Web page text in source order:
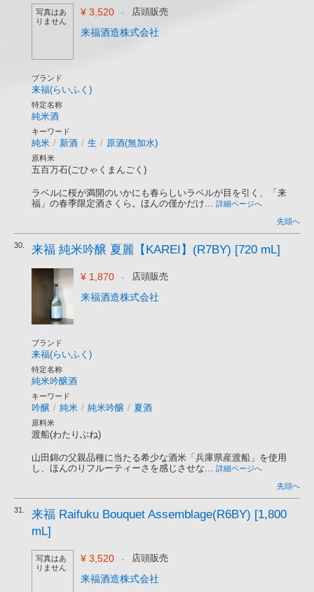
写真はあ
りません
¥ 3,520 - 店頭販売
来福酒造株式会社
ブランド
来福(らいふく)
特定名称
純米酒
キーワード
純米 / 新酒 / 生 / 原酒(無加水)
原料米
五百万石(ごひゃくまんごく)
ラベルに桜が満開のいかにも春らしいラベルが目を引く、「来
福」の春季限定酒さくら。ほんの僅かだけ... 詳細ページへ
先頭へ
30. 来福 純米吟醸 夏麗【KAREI】(R7BY) [720 mL]
¥ 1,870 - 店頭販売
来福酒造株式会社
ブランド
来福(らいふく)
特定名称
純米吟醸酒
キーワード
吟醸 / 純米 / 純米吟醸 / 夏酒
原料米
渡船(わたりぶね)
山田錦の父親品種に当たる希少な酒米「兵庫県産渡船」を使用
し、ほんのりフルーティーさを感じさせな... 詳細ページへ
先頭へ
31.
来福 Raifuku Bouquet Assemblage(R6BY) [1,800
mL]
写真はあ
りません
¥ 3,520 - 店頭販売
来福酒造株式会社